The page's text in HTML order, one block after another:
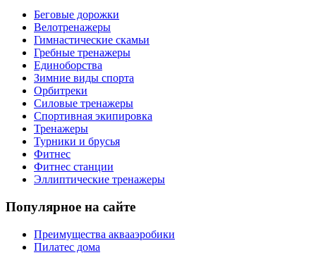
Беговые дорожки
Велотренажеры
Гимнастические скамьи
Гребные тренажеры
Единоборства
Зимние виды спорта
Орбитреки
Силовые тренажеры
Спортивная экипировка
Тренажеры
Турники и брусья
Фитнес
Фитнес станции
Эллиптические тренажеры
Популярное на сайте
Преимущества аквааэробики
Пилатес дома